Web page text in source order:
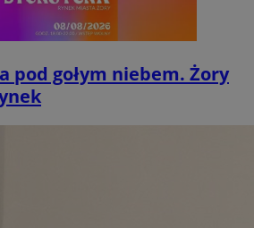
pod gołym niebem. Żory